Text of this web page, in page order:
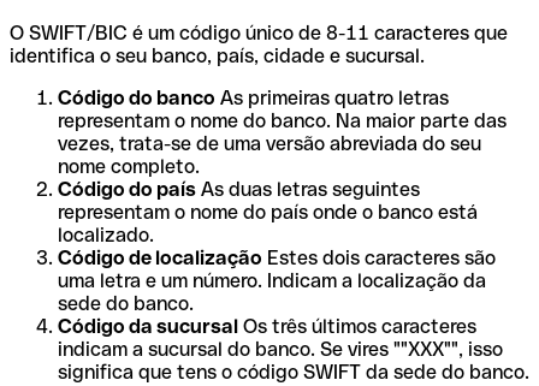
O SWIFT/BIC é um código único de 8-11 caracteres que
identifica o seu banco, país, cidade e sucursal.
Código do banco As primeiras quatro letras
representam o nome do banco. Na maior parte das
vezes, trata-se de uma versão abreviada do seu
nome completo.
Código do país As duas letras seguintes
representam o nome do país onde o banco está
localizado.
Código de localização Estes dois caracteres são
uma letra e um número. Indicam a localização da
sede do banco.
Código da sucursal Os três últimos caracteres
indicam a sucursal do banco. Se vires ""XXX"", isso
significa que tens o código SWIFT da sede do banco.